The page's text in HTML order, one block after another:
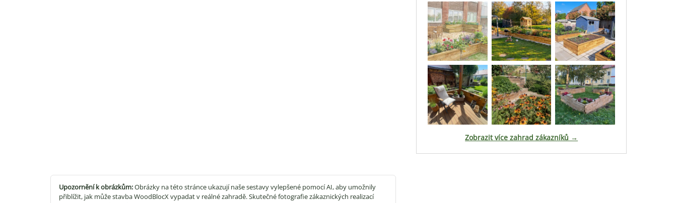
Zobrazit více zahrad zákazníků →
Upozornění k obrázkům:Obrázky na této stránce ukazují naše sestavy vylepšené pomocí AI, aby umožnily
přiblížit, jak může stavba WoodBlocX vypadat v reálné zahradě. Skutečné fotografie zákaznických realizací